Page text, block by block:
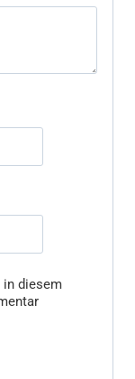
in diesem